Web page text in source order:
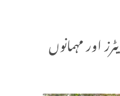
اور مہمانوں